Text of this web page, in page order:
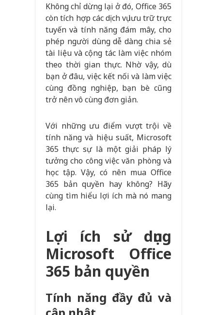
Không chỉ dừng lại ở đó, Office 365
còn tích hợp các dịch vụ lưu trữ trực
tuyến và tính năng đám mây, cho
phép người dùng dễ dàng chia sẻ
tài liệu và cộng tác làm việc nhóm
theo thời gian thực. Nhờ vậy, dù
bạn ở đâu, việc kết nối và làm việc
cùng đồng nghiệp, bạn bè cũng
trở nên vô cùng đơn giản.
Với những ưu điểm vượt trội về
tính năng và hiệu suất, Microsoft
365 thực sự là một giải pháp lý
tưởng cho công việc văn phòng và
học tập. Vậy, có nên mua Office
365 bản quyền hay không? Hãy
cùng tìm hiểu lợi ích mà nó mang
lại.
Lợi ích sử dụng
Microsoft Office
365 bản quyền
Tính năng đầy đủ và